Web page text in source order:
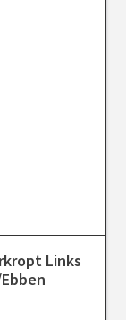
Links